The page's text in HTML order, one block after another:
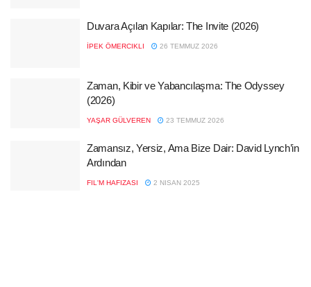
Duvara Açılan Kapılar: The Invite (2026)
İPEK ÖMERCIKLI 26 TEMMUZ 2026
Zaman, Kibir ve Yabancılaşma: The Odyssey
(2026)
YAŞAR GÜLVEREN 23 TEMMUZ 2026
Zamansız, Yersiz, Ama Bize Dair: David Lynch’in
Ardından
FIL'M HAFIZASI 2 NISAN 2025